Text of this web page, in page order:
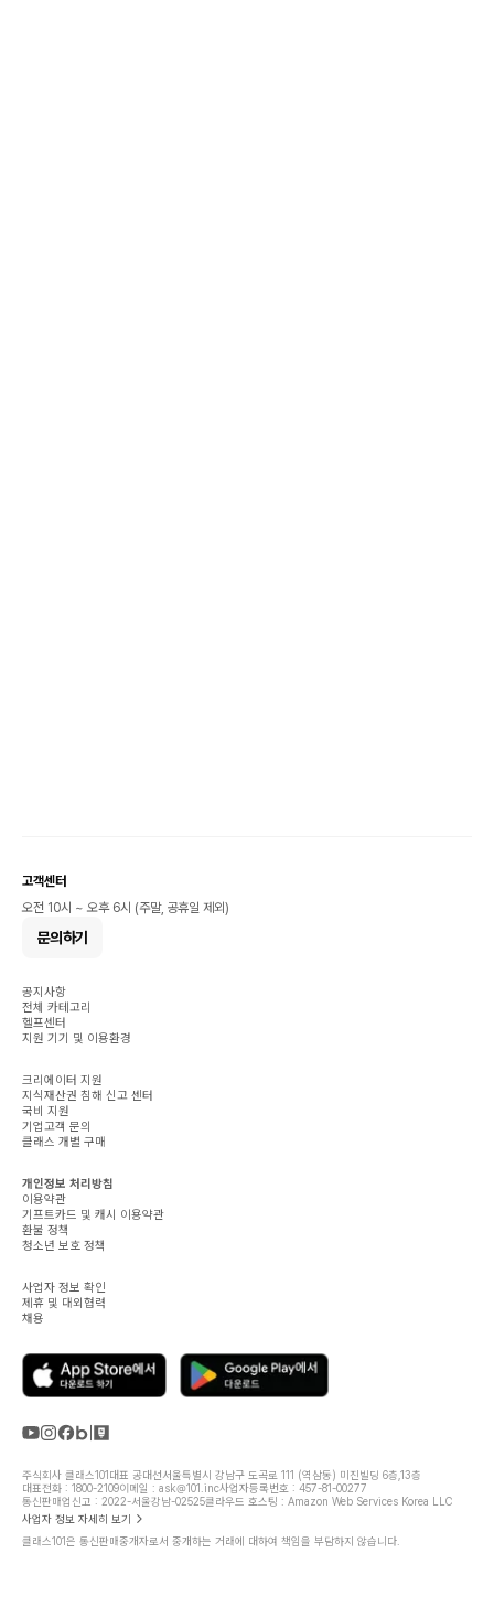
고객센터
오전 10시 ~ 오후 6시 (주말, 공휴일 제외)
문의하기
공지사항
전체 카테고리
헬프센터
지원 기기 및 이용환경
크리에이터 지원
지식재산권 침해 신고 센터
국비 지원
기업고객 문의
클래스 개별 구매
개인정보 처리방침
이용약관
기프트카드 및 캐시 이용약관
환불 정책
청소년 보호 정책
사업자 정보 확인
제휴 및 대외협력
채용
주식회사 클래스101대표 공대선서울특별시 강남구 도곡로 111 (역삼동) 미진빌딩 6층,13층
대표전화 : 1800-2109이메일 : ask@101.inc사업자등록번호 : 457-81-00277
통신판매업신고 : 2022-서울강남-02525클라우드 호스팅 : Amazon Web Services Korea LLC
사업자 정보 자세히 보기
클래스101은 통신판매중개자로서 중개하는 거래에 대하여 책임을 부담하지 않습니다.